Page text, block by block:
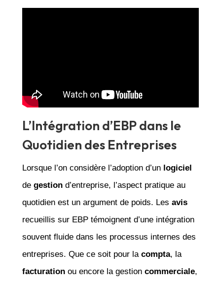
L’Intégration d’EBP dans le
Quotidien des Entreprises
Lorsque l’on considère l’adoption d’un logiciel
de gestiond’entreprise, l’aspect pratique au
quotidien est un argument de poids. Les avis
recueillis sur EBP témoignent d’une intégration
souvent fluide dans les processus internes des
entreprises. Que ce soit pour la compta, la
facturationou encore la gestion commerciale,